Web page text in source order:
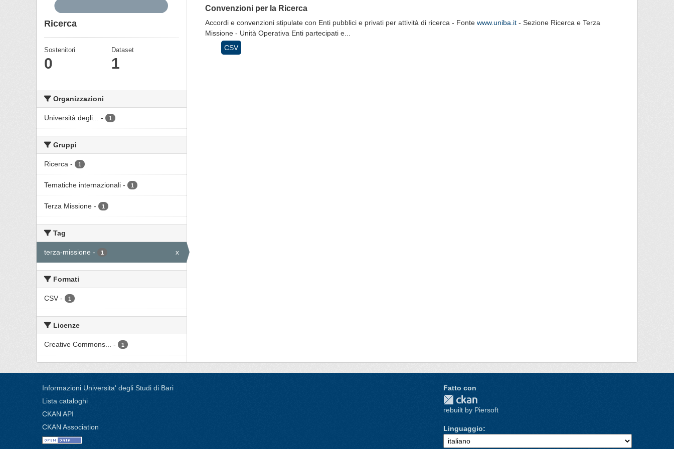
Ricerca
Sostenitori
0
Dataset
1
Organizzazioni
Università degli... - 1
Gruppi
Ricerca - 1
Tematiche internazionali - 1
Terza Missione - 1
Tag
terza-missione - 1 x
Formati
CSV - 1
Licenze
Creative Commons... - 1
Convenzioni per la Ricerca
Accordi e convenzioni stipulate con Enti pubblici e privati per attività di ricerca - Fonte www.uniba.it- Sezione Ricerca e Terza
Missione - Unità Operativa Enti partecipati e...
CSV
Informazioni Universita' degli Studi di Bari
Lista cataloghi
CKAN API
CKAN Association
Fatto con
rebuilt by Piersoft
Linguaggio